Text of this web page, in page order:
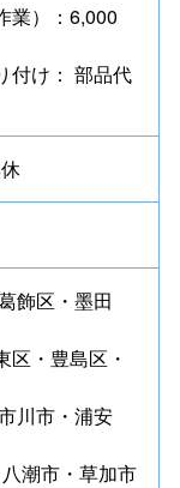
業）：6,000
付け： 部品代
飾区・墨田
区・豊島区・
川市・浦安
潮市・草加市